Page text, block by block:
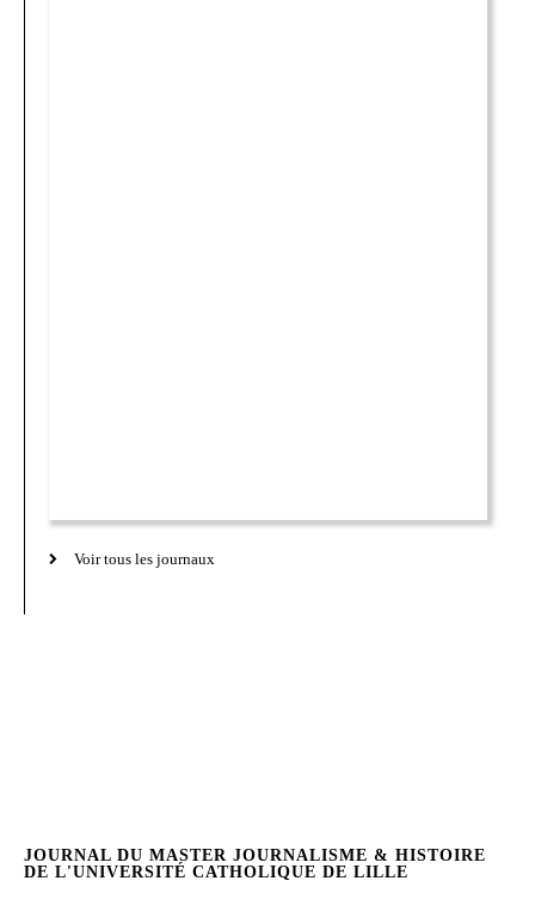
Voir tous les journaux
JOURNAL DU MASTER JOURNALISME & HISTOIRE
DE L'UNIVERSITÉ CATHOLIQUE DE LILLE